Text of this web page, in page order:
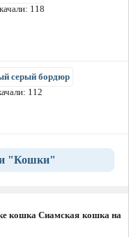
118
серый бордюр
112
"Кошки"
кошка Сиамская кошка на